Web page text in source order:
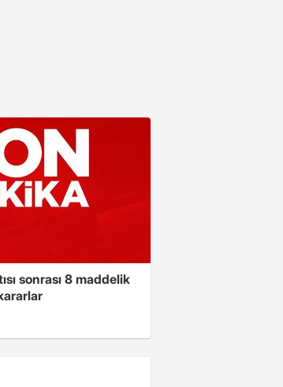
sonrası 8 maddelik